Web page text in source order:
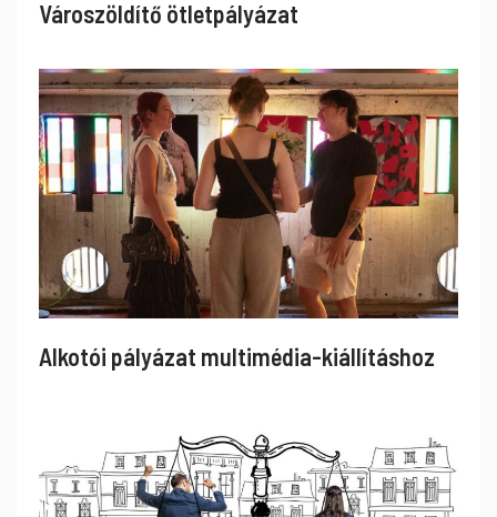
Városzöldítő ötletpályázat
Alkotói pályázat multimédia-kiállításhoz